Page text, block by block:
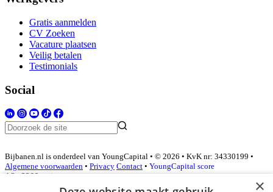
Gratis aanmelden
CV Zoeken
Vacature plaatsen
Veilig betalen
Testimonials
Social
Bijbanen.nl is onderdeel van YoungCapital • © 2026 • KvK nr: 34330199 •
Algemene voorwaarden • Privacy Contact • YoungCapital score
4.3 - 3366 reviews
×